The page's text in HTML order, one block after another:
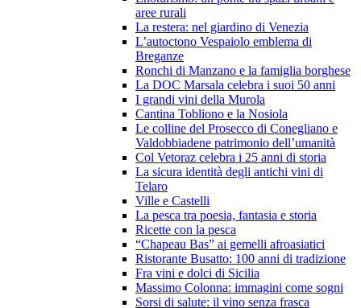
aree rurali
La restera: nel giardino di Venezia
L’autoctono Vespaiolo emblema di
Breganze
Ronchi di Manzano e la famiglia borghese
La DOC Marsala celebra i suoi 50 anni
I grandi vini della Murola
Cantina Tobliono e la Nosiola
Le colline del Prosecco di Conegliano e
Valdobbiadene patrimonio dell’umanità
Col Vetoraz celebra i 25 anni di storia
La sicura identità degli antichi vini di
Telaro
Ville e Castelli
La pesca tra poesia, fantasia e storia
Ricette con la pesca
“Chapeau Bas” ai gemelli afroasiatici
Ristorante Busatto: 100 anni di tradizione
Fra vini e dolci di Sicilia
Massimo Colonna: immagini come sogni
Sorsi di salute: il vino senza frasca